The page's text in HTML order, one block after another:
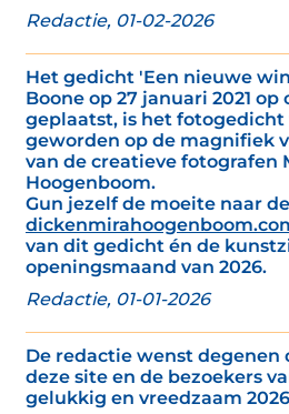
Redactie, 01-02-2026
Het gedicht 'Een nieuwe
Boone op 27 januari 2021
geplaatst, is het fotogedicht
geworden op de magnifiek
van de creatieve fotografen
Hoogenboom.
Gun jezelf de moeite naar
van dit gedicht én de
openingsmaand van 2026.
Redactie, 01-01-2026
De redactie wenst degenen
deze site en de bezoekers
gelukkig en vreedzaam